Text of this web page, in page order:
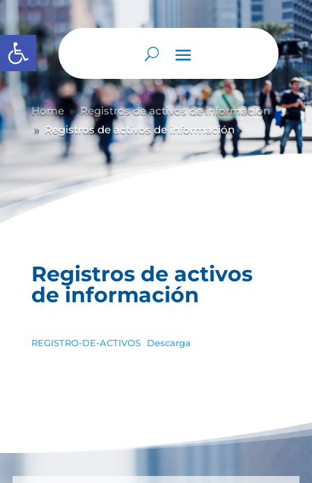
Abrir barra de herramientas
Home 9 Registros de activos de información
9 Registros de activos de información
Registros de activos
de información
REGISTRO-DE-ACTIVOS Descarga